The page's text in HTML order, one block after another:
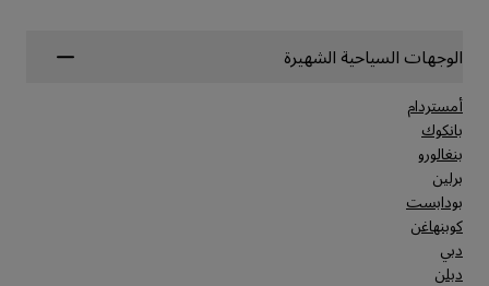
الوجهات السياحية الشهيرة
أمستردام
بانكوك
بنغالورو
برلين
بودابست
كوبنهاغن
دبي
دبلن